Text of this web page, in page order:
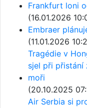
Frankfurt loni
(16.01.2026
Embraer
(11.01.2026
Tragédie v
sjel při přistání
moři
(20.10.2025
Air Serbia si